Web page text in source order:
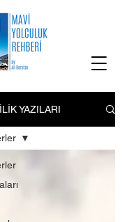
YAZILARI